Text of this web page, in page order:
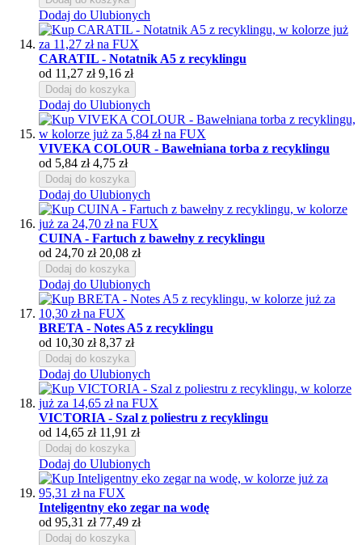
Dodaj do Ulubionych
CARATIL - Notatnik A5 z recyklingu
od 11,27 zł 9,16 zł
Dodaj do koszyka
Dodaj do Ulubionych
VIVEKA COLOUR - Bawełniana torba z recyklingu
od 5,84 zł 4,75 zł
Dodaj do koszyka
Dodaj do Ulubionych
CUINA - Fartuch z bawełny z recyklingu
od 24,70 zł 20,08 zł
Dodaj do koszyka
Dodaj do Ulubionych
BRETA - Notes A5 z recyklingu
od 10,30 zł 8,37 zł
Dodaj do koszyka
Dodaj do Ulubionych
VICTORIA - Szal z poliestru z recyklingu
od 14,65 zł 11,91 zł
Dodaj do koszyka
Dodaj do Ulubionych
Inteligentny eko zegar na wodę
od 95,31 zł 77,49 zł
Dodaj do koszyka